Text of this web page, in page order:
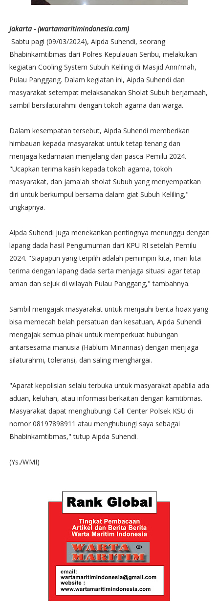
Jakarta - (wartamaritimindonesia.com)
Sabtu pagi (09/03/2024), Aipda Suhendi, seorang
Bhabinkamtibmas dari Polres Kepulauan Seribu, melakukan
kegiatan Cooling System Subuh Keliling di Masjid Anni'mah,
Pulau Panggang. Dalam kegiatan ini, Aipda Suhendi dan
masyarakat setempat melaksanakan Sholat Subuh berjamaah,
sambil bersilaturahmi dengan tokoh agama dan warga.
Dalam kesempatan tersebut, Aipda Suhendi memberikan
himbauan kepada masyarakat untuk tetap tenang dan
menjaga kedamaian menjelang dan pasca-Pemilu 2024.
"Ucapkan terima kasih kepada tokoh agama, tokoh
masyarakat, dan jama'ah sholat Subuh yang menyempatkan
diri untuk berkumpul bersama dalam giat Subuh Keliling,"
ungkapnya.
Aipda Suhendi juga menekankan pentingnya menunggu dengan
lapang dada hasil Pengumuman dari KPU RI setelah Pemilu
2024. "Siapapun yang terpilih adalah pemimpin kita, mari kita
terima dengan lapang dada serta menjaga situasi agar tetap
aman dan sejuk di wilayah Pulau Panggang," tambahnya.
Sambil mengajak masyarakat untuk menjauhi berita hoax yang
bisa memecah belah persatuan dan kesatuan, Aipda Suhendi
mengajak semua pihak untuk memperkuat hubungan
antarsesama manusia (Hablum Minannas) dengan menjaga
silaturahmi, toleransi, dan saling menghargai.
"Aparat kepolisian selalu terbuka untuk masyarakat apabila ada
aduan, keluhan, atau informasi berkaitan dengan kamtibmas.
Masyarakat dapat menghubungi Call Center Polsek KSU di
nomor 08197898911 atau menghubungi saya sebagai
Bhabinkamtibmas," tutup Aipda Suhendi.
(Ys./WMI)